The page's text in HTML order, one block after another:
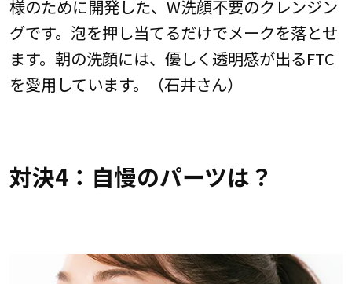
様のために開発した、W洗顔不要のクレンジン
グです。泡を押し当てるだけでメークを落とせ
ます。朝の洗顔には、優しく透明感が出るFTC
を愛用しています。（石井さん）
対決4：自慢のパーツは？